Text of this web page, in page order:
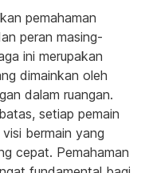
pemahaman
peran masing-
ini merupakan
dimainkan oleh
dalam ruangan.
setiap pemain
bermain yang
cepat. Pemahaman